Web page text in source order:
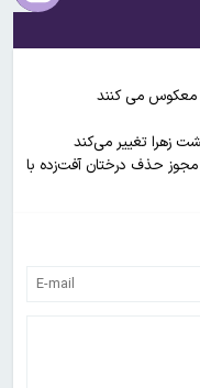
معکوس می کنند
زهرا تغییر می‌کند
حذف درختان آفت‌زده با